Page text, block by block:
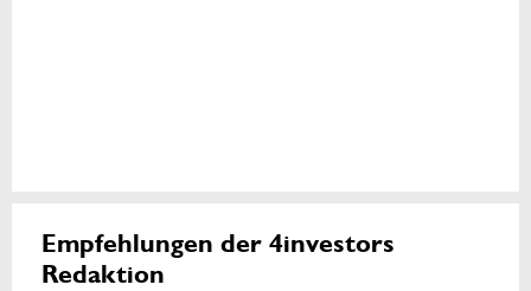
Empfehlungen der 4investors
Redaktion